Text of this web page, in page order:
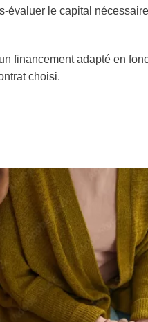
évaluer le capital
financement adapté en
choisi.